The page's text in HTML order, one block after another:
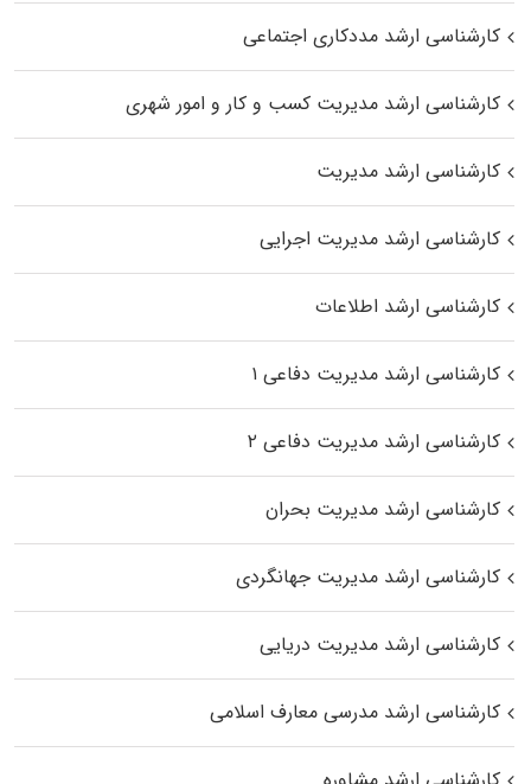
کارشناسی ارشد مددکاری اجتماعی
کارشناسی ارشد مدیریت کسب و کار و امور شهری
کارشناسی ارشد مدیریت
کارشناسی ارشد مدیریت اجرایی
کارشناسی ارشد اطلاعات
کارشناسی ارشد مدیریت دفاعی ۱
کارشناسی ارشد مدیریت دفاعی ۲
کارشناسی ارشد مدیریت بحران
کارشناسی ارشد مدیریت جهانگردی
کارشناسی ارشد مدیریت دریایی
کارشناسی ارشد مدرسی معارف اسلامی